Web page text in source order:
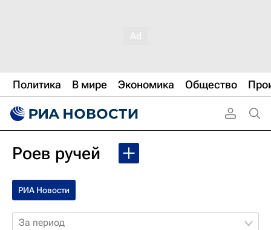
Политика В мире Экономика Общество
Роев ручей
РИА Новости
За период